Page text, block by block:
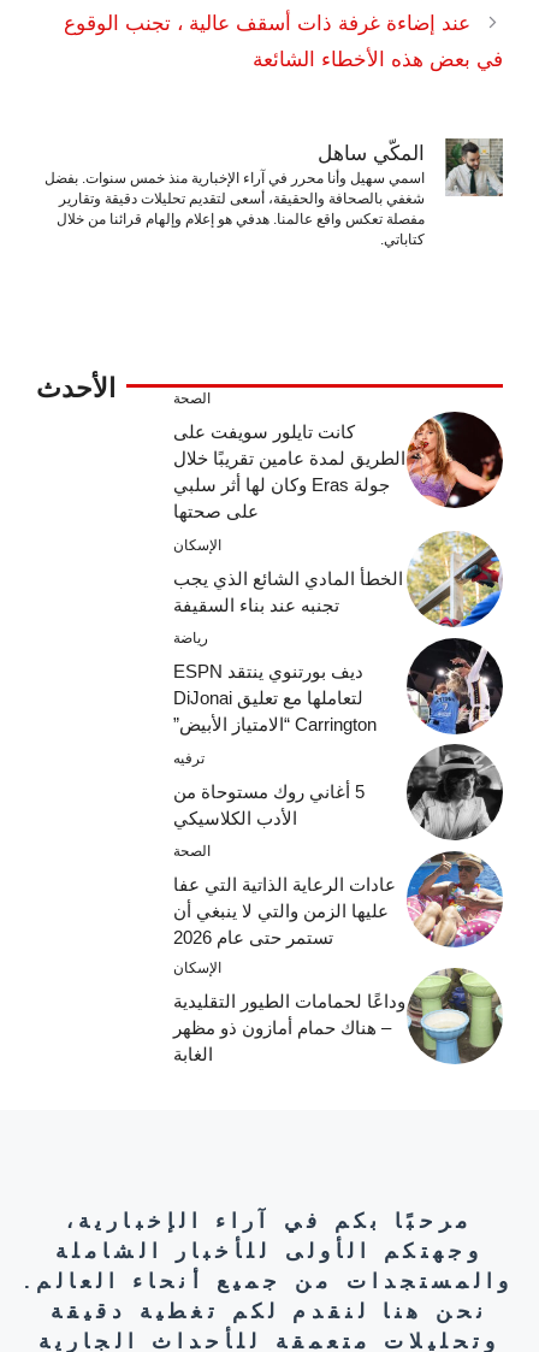
عند إضاءة غرفة ذات أسقف عالية ، تجنب الوقوع
في بعض هذه الأخطاء الشائعة
المكّي ساهل
اسمي سهيل وأنا محرر في آراء الإخبارية منذ خمس سنوات. بفضل
شغفي بالصحافة والحقيقة، أسعى لتقديم تحليلات دقيقة وتقارير
مفصلة تعكس واقع عالمنا. هدفي هو إعلام وإلهام قرائنا من خلال
كتاباتي.
الأحدث الصحة
كانت تايلور سويفت على
الطريق لمدة عامين تقريبًا خلال
جولة Eras وكان لها أثر سلبي
على صحتها
الإسكان
الخطأ المادي الشائع الذي يجب
تجنبه عند بناء السقيفة
رياضة
ديف بورتنوي ينتقد ESPN
لتعاملها مع تعليق DiJonai
Carrington “الامتياز الأبيض”
ترفيه
5 أغاني روك مستوحاة من
الأدب الكلاسيكي
الصحة
عادات الرعاية الذاتية التي عفا
عليها الزمن والتي لا ينبغي أن
تستمر حتى عام 2026
الإسكان
وداعًا لحمامات الطيور التقليدية
– هناك حمام أمازون ذو مظهر
الغابة
مرحبًا بكم في آراء الإخبارية،
وجهتكم الأولى للأخبار الشاملة
والمستجدات من جميع أنحاء العالم.
نحن هنا لنقدم لكم تغطية دقيقة
وتحليلات متعمقة للأحداث الجارية